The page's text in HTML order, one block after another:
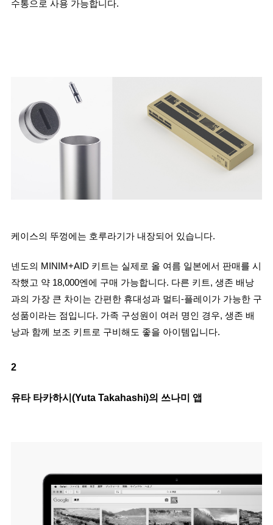
수통으로 사용 가능합니다.
케이스의 뚜껑에는 호루라기가 내장되어 있습니다.
넨도의 MINIM+AID 키트는 실제로 올 여름 일본에서 판매를 시
작했고 약 18,000엔에 구매 가능합니다. 다른 키트, 생존 배낭
과의 가장 큰 차이는 간편한 휴대성과 멀티-플레이가 가능한 구
성품이라는 점입니다. 가족 구성원이 여러 명인 경우, 생존 배
낭과 함께 보조 키트로 구비해도 좋을 아이템입니다.
2
유타 타카하시(Yuta Takahashi)의 쓰나미 앱